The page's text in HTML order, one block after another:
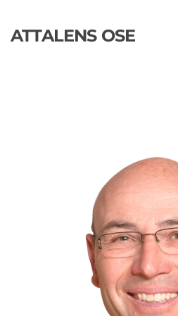
Passer au contenu principal
ATTALENS OSE